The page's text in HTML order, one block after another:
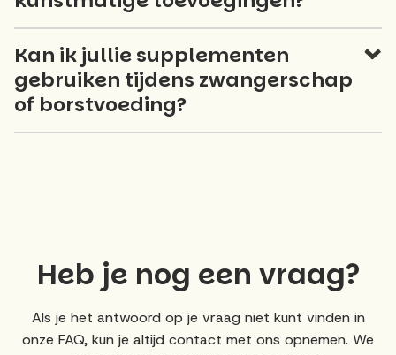
Kan ik jullie supplementen
gebruiken tijdens zwangerschap
of borstvoeding?
Heb je nog een vraag?
Als je het antwoord op je vraag niet kunt vinden in
onze FAQ, kun je altijd contact met ons opnemen. We